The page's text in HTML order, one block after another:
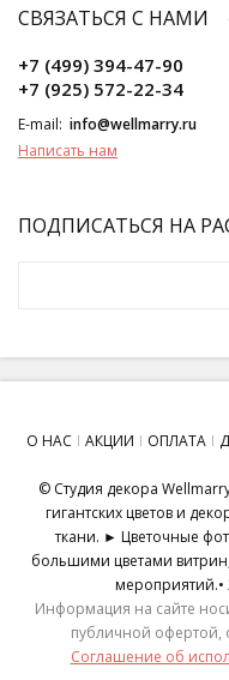
СВЯЗАТЬСЯ С НАМИ
+7 (499) 394-47-90
+7 (925) 572-22-34
E-mail: info@wellmarry.ru
Написать нам
ПОДПИСАТЬСЯ НА
О НАС АКЦИИ ОПЛАТА
© Студия декора
гигантских цветов и
ткани. ► Цветочные
большими цветами
Информация на сайте
публичной офертой,
Соглашение об